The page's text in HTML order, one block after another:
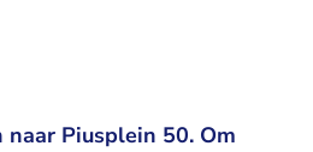
Piusplein 50. Om